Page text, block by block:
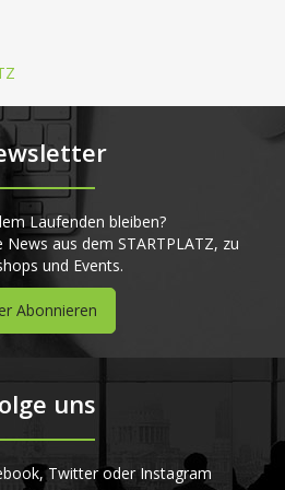
Laufenden bleiben?
aus dem STARTPLATZ, zu
und Events.
Abonnieren
uns
Twitter oder Instagram